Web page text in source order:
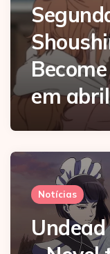
em abril
Notícias